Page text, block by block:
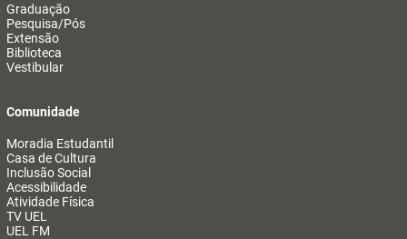
Graduação
Pesquisa/Pós
Extensão
Biblioteca
Vestibular
Comunidade
Moradia Estudantil
Casa de Cultura
Inclusão Social
Acessibilidade
Atividade Física
TV UEL
UEL FM